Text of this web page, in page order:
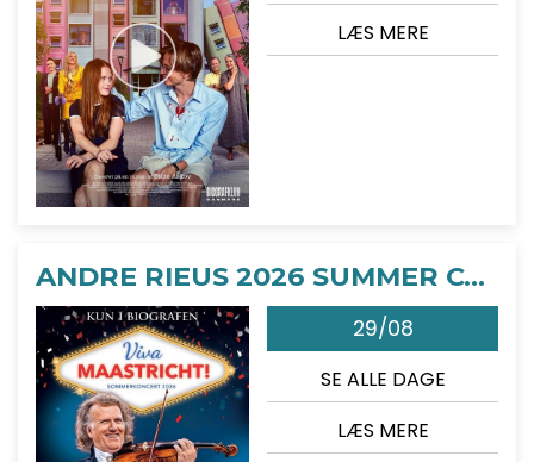
LÆS MERE
ANDRE RIEUS 2026 SUMMER CONCERT: VIVA MAASTRICHT!
29/08
SE ALLE DAGE
LÆS MERE